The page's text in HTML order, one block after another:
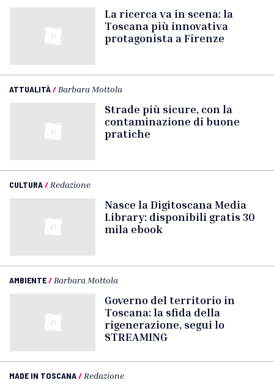
La ricerca va in scena: la
Toscana più innovativa
protagonista a Firenze
ATTUALITÀ/ Barbara Mottola
Strade più sicure, con la
contaminazione di buone
pratiche
CULTURA/ Redazione
Nasce la Digitoscana Media
Library: disponibili gratis 30
mila ebook
AMBIENTE/ Barbara Mottola
Governo del territorio in
Toscana: la sfida della
rigenerazione, segui lo
STREAMING
MADE IN TOSCANA/ Redazione